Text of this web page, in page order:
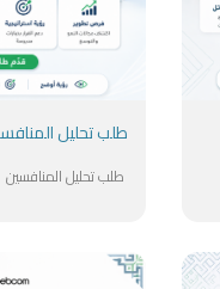
طلب تحليل
طلب تحليل المنافسين